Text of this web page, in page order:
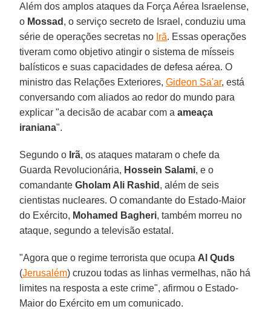
Além dos amplos ataques da Força Aérea Israelense,
o Mossad , o serviço secreto de Israel, conduziu uma
série de operações secretas no Irã. Essas operações
tiveram como objetivo atingir o sistema de mísseis
balísticos e suas capacidades de defesa aérea. O
ministro das Relações Exteriores,Gideon Sa'ar, está
conversando com aliados ao redor do mundo para
explicar "a decisão de acabar com aameaça
iraniana".
Segundo o Irã, os ataques mataram o chefe da
Guarda Revolucionária, Hossein Salami, e o
comandanteGholam Ali Rashid , além de seis
cientistas nucleares. O comandante do Estado-Maior
do Exército, Mohamed Bagheri, também morreu no
ataque, segundo a televisão estatal.
"Agora que o regime terrorista que ocupa Al Quds
(Jerusalém) cruzou todas as linhas vermelhas, não há
limites na resposta a este crime", afirmou o Estado-
Maior do Exército em um comunicado.